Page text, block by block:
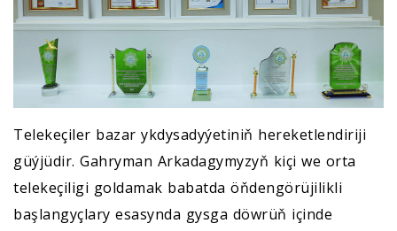
Telekeçiler bazar ykdysadyýetiniň hereketlendiriji
güýjüdir. Gahryman Arkadagymyzyň kiçi we orta
telekeçiligi goldamak babatda öňdengörüjilikli
başlangyçlary esasynda gysga döwrüň içinde